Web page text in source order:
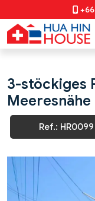
3-stöckiges
Meeresnähe
Ref.: HR0099